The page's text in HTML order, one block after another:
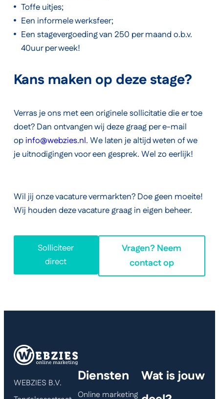
Toffe uitjes;
Een informele werksfeer;
Een stagevergoeding van 250 per maand o.b.v.
40uur per week!
Kans maken op deze stage?
Verras je ons met een originele sollicitatie die er toe
doet? Dan ontvangen wij deze graag per e-mail
op info@webzies.nl. We laten je altijd weten of we
je uitnodigingen voor een gesprek. Wel zo eerlijk!
Wil jij onze vacature vermarkten? Doe geen moeite!
Wij houden deze vacature graag in eigen beheer.
Solliciteer
direct
Vragen? Neem
contact op
WEBZIES B.V.
Diensten
Online marketing
Wat is jouw